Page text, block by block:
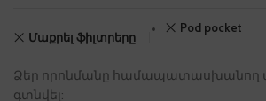
Մաքրել ֆիլտրերը
Pod pocket
Ձեր որոնմանը համապատասխանող
գտնվել: